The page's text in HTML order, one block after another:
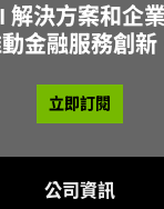
解決方案和企
金融服務創新
立即訂閱
公司資訊